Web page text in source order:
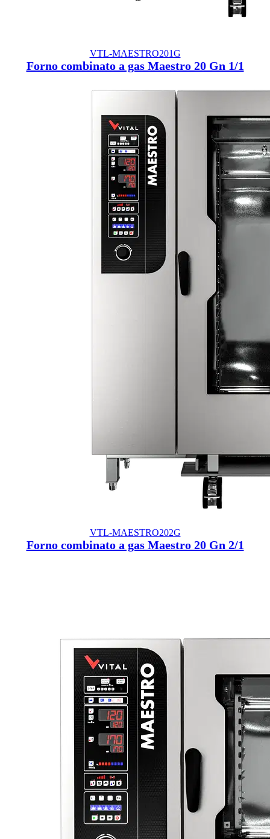
VTL-MAESTRO201G
Forno combinato a gas Maestro 20 Gn 1/1
VTL-MAESTRO202G
Forno combinato a gas Maestro 20 Gn 2/1